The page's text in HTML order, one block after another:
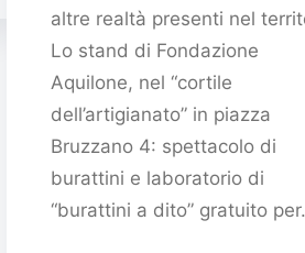
altre realtà presenti nel
Lo stand di Fondazione
Aquilone, nel “cortile
dell’artigianato” in piazza
Bruzzano 4: spettacolo di
burattini e laboratorio di
“burattini a dito” gratuito